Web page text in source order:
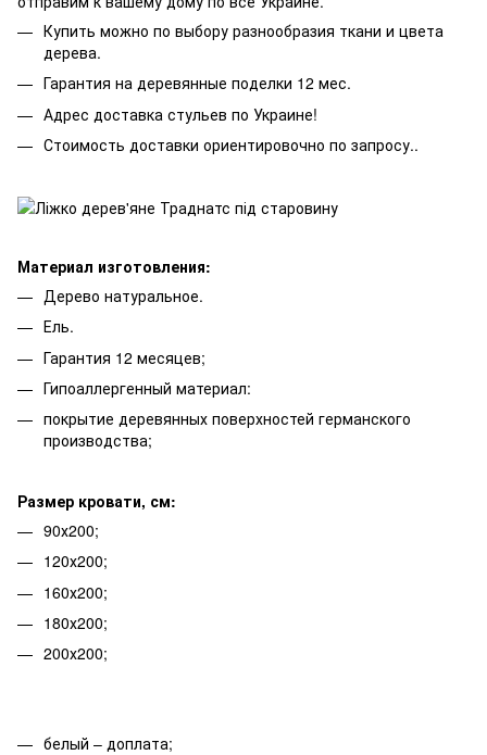
Купить можно по выбору разнообразия ткани и цвета
дерева.
Гарантия на деревянные поделки 12 мес.
Адрес доставка стульев по Украине!
Стоимость доставки ориентировочно по запросу..
Материал изготовления:
Дерево натуральное.
Ель.
Гарантия 12 месяцев;
Гипоаллергенный материал:
покрытие деревянных поверхностей германского
производства;
Размер кровати, см:
90х200;
120х200;
160х200;
180х200;
200х200;
белый – доплата;